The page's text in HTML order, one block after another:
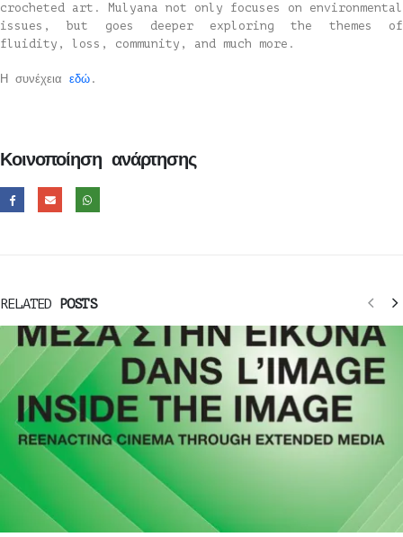
crocheted art. Mulyana not only focuses on environmental
issues, but goes deeper exploring the themes of
fluidity, loss, community, and much more.
Η συνέχεια εδώ .
Κοινοποίηση ανάρτησης
RELATED POSTS